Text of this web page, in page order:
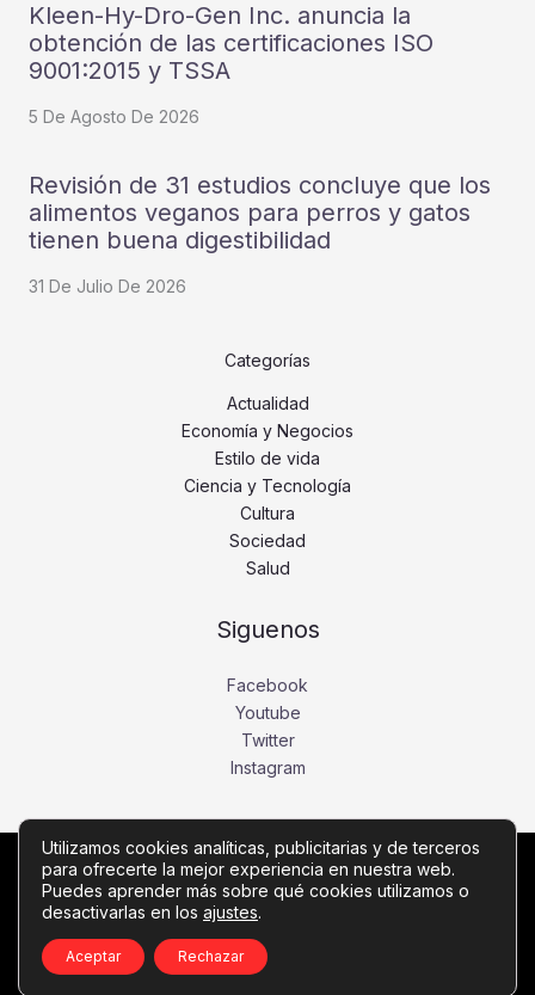
Kleen-Hy-Dro-Gen Inc. anuncia la
obtención de las certificaciones ISO
9001:2015 y TSSA
5 De Agosto De 2026
Revisión de 31 estudios concluye que los
alimentos veganos para perros y gatos
tienen buena digestibilidad
31 De Julio De 2026
Categorías
Actualidad
Economía y Negocios
Estilo de vida
Ciencia y Tecnología
Cultura
Sociedad
Salud
Siguenos
Facebook
Youtube
Twitter
Instagram
Copyright © Todos los derechos reservados -
noticiasdebogota.com
Política de privacidad-Política de cookies
Utilizamos cookies analíticas, publicitarias y de terceros
para ofrecerte la mejor experiencia en nuestra web.
Puedes aprender más sobre qué cookies utilizamos o
desactivarlas en los ajustes.
Aceptar Rechazar